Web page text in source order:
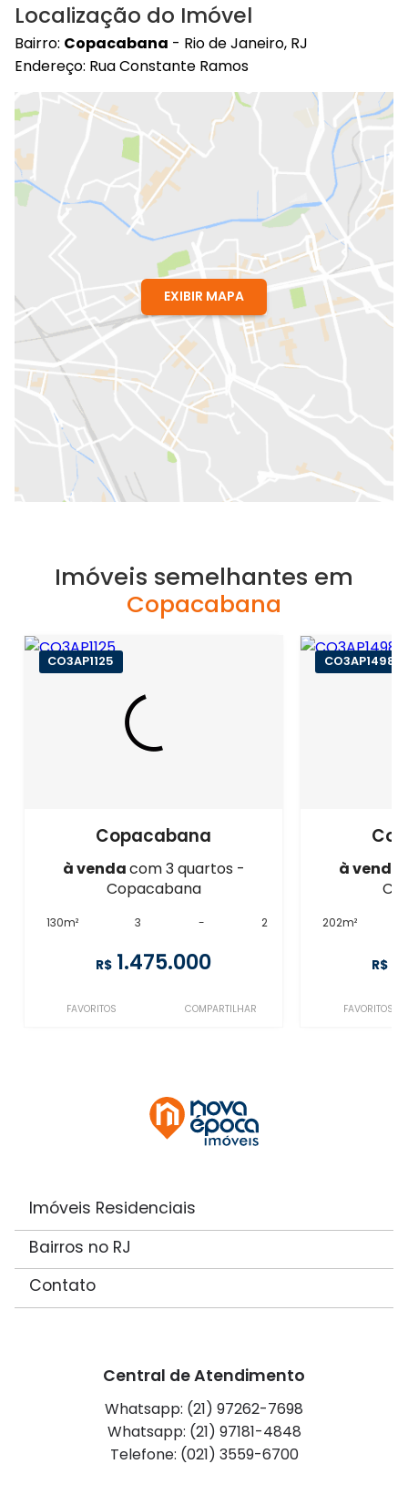
Localização do Imóvel
Bairro: Copacabana - Rio de Janeiro, RJ
Endereço: Rua Constante Ramos
EXIBIR MAPA
Imóveis semelhantes em
Copacabana
CO3AP1125
Copacabana
à vendacom 3 quartos -
Copacabana
130m² 3 - 2
R$ 1.475.000
FAVORITOS COMPARTILHAR
CO3AP1498
à venda
202m²
R$
FAVORITOS
Imóveis Residenciais
Bairros no RJ
Contato
Central de Atendimento
Whatsapp: (21) 97262-7698
Whatsapp: (21) 97181-4848
Telefone: (021) 3559-6700